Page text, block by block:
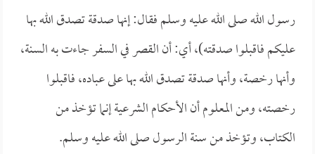
رسول الله صلى الله عليه وسلم فقال: إنها صدقة تصدق الله بها
عليكم فاقبلوا صدقته)، أي: أن القصر في السفر جاءت به السنة،
وأنها رخصة، وأنها صدقة تصدق الله بها على عباده، فاقبلوا
رخصته، ومن المعلوم أن الأحكام الشرعية إنما تؤخذ من
الكتاب، وتؤخذ من سنة الرسول صلى الله عليه وسلم.